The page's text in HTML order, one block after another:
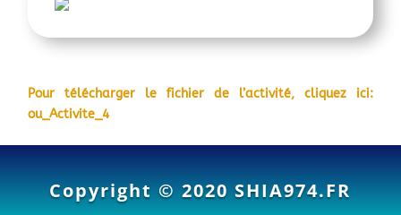
Pour télécharger le fichier de l’activité, cliquez ici:
ou_Activite_4
Copyright © 2020SHIA974.FR